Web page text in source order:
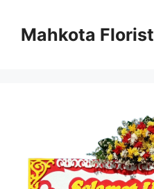
Mahkota Florist